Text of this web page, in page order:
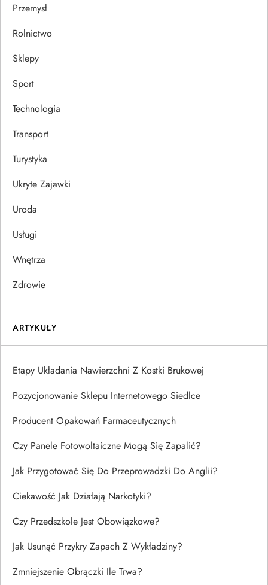
Przemysł
Rolnictwo
Sklepy
Sport
Technologia
Transport
Turystyka
Ukryte Zajawki
Uroda
Usługi
Wnętrza
Zdrowie
ARTYKUŁY
Etapy Układania Nawierzchni Z Kostki Brukowej
Pozycjonowanie Sklepu Internetowego Siedlce
Producent Opakowań Farmaceutycznych
Czy Panele Fotowoltaiczne Mogą Się Zapalić?
Jak Przygotować Się Do Przeprowadzki Do Anglii?
Ciekawość Jak Działają Narkotyki?
Czy Przedszkole Jest Obowiązkowe?
Jak Usunąć Przykry Zapach Z Wykładziny?
Zmniejszenie Obrączki Ile Trwa?